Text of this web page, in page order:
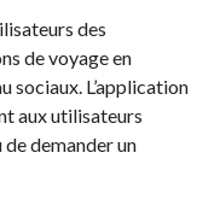
des
de voyage en
sociaux. L’application
aux utilisateurs
demander un